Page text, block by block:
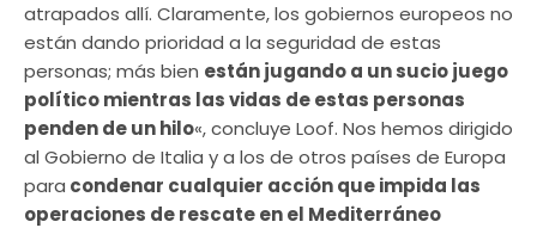
atrapados allí. Claramente, los gobiernos europeos no
están dando prioridad a la seguridad de estas
personas; más bien están jugando a un sucio juego
político mientras las vidas de estas personas
penden de un hilo«, concluye Loof. Nos hemos dirigido
al Gobierno de Italia y a los de otros países de Europa
para condenar cualquier acción que impida las
operaciones de rescate en el Mediterráneo